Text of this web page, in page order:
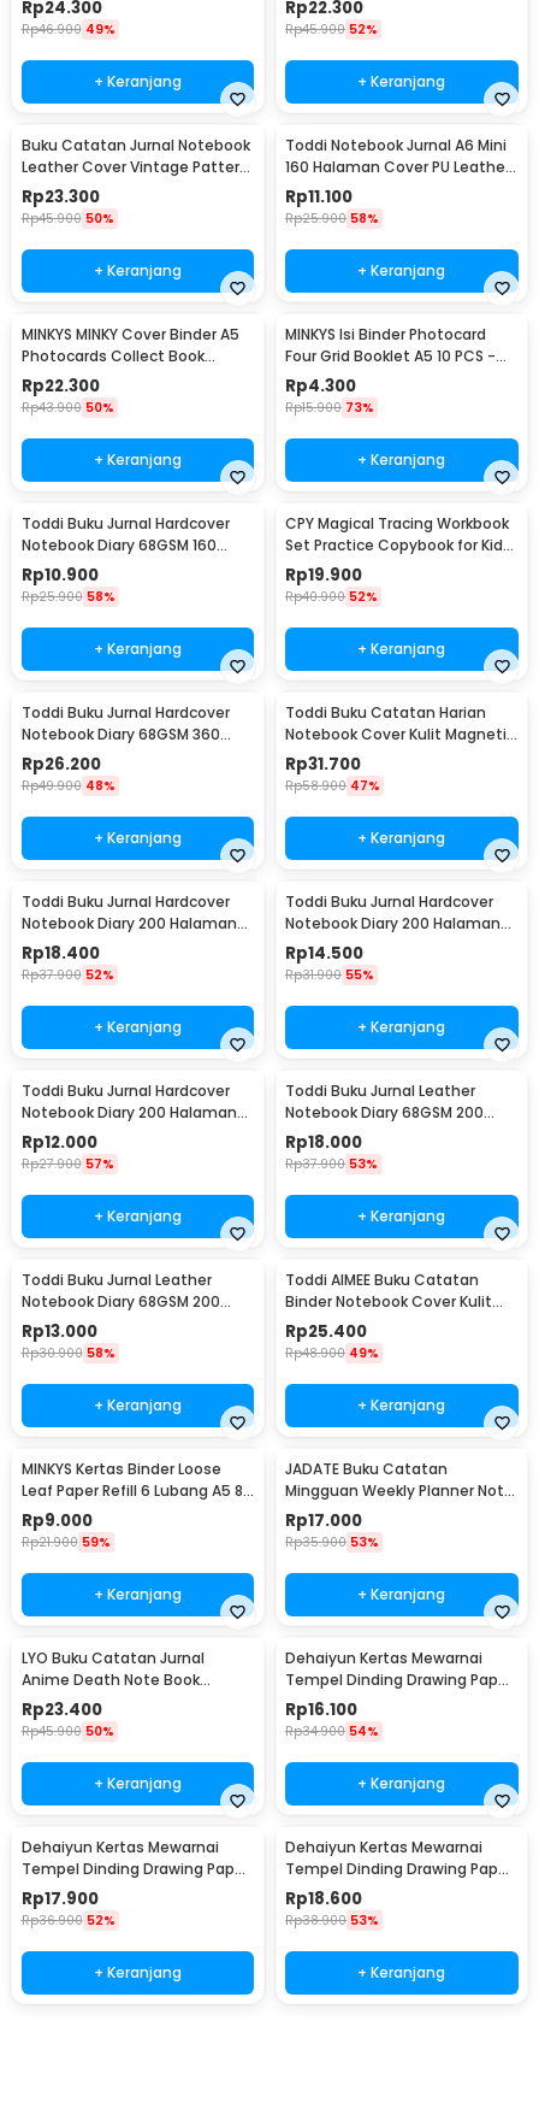
Rp24.300
Rp46.900 49%
+ Keranjang
Rp22.300
Rp45.900 52%
+ Keranjang
Buku Catatan Jurnal Notebook
Leather Cover Vintage Pattern
- CW-64
Rp23.300
Rp45.900 50%
+ Keranjang
Toddi Notebook Jurnal A6 Mini
160 Halaman Cover PU Leather
Premium - CW-32
Rp11.100
Rp25.900 58%
+ Keranjang
MINKYS MINKY Cover Binder A5
Photocards Collect Book
Postcard Holder - 2021
Rp22.300
Rp43.900 50%
+ Keranjang
MINKYS Isi Binder Photocard
Four Grid Booklet A5 10 PCS -
A2021
Rp4.300
Rp15.900 73%
+ Keranjang
Toddi Buku Jurnal Hardcover
Notebook Diary 68GSM 160
Halaman Lined - CW-74
Rp10.900
Rp25.900 58%
+ Keranjang
CPY Magical Tracing Workbook
Set Practice Copybook for Kids
- 001
Rp19.900
Rp40.900 52%
+ Keranjang
Toddi Buku Jurnal Hardcover
Notebook Diary 68GSM 360
Halaman Lined - CW-05
Rp26.200
Rp49.900 48%
+ Keranjang
Toddi Buku Catatan Harian
Notebook Cover Kulit Magnetic
Buckle - CW-04
Rp31.700
Rp58.900 47%
+ Keranjang
Toddi Buku Jurnal Hardcover
Notebook Diary 200 Halaman
Lined A5 - CW-38
Rp18.400
Rp37.900 52%
+ Keranjang
Toddi Buku Jurnal Hardcover
Notebook Diary 200 Halaman
Lined A6 - CW-38
Rp14.500
Rp31.900 55%
+ Keranjang
Toddi Buku Jurnal Hardcover
Notebook Diary 200 Halaman
Lined A7 - CW-38
Rp12.000
Rp27.900 57%
+ Keranjang
Toddi Buku Jurnal Leather
Notebook Diary 68GSM 200
Halaman Lined A5 - CW-50
Rp18.000
Rp37.900 53%
+ Keranjang
Toddi Buku Jurnal Leather
Notebook Diary 68GSM 200
Halaman Lined A6 - CW-50
Rp13.000
Rp30.900 58%
+ Keranjang
Toddi AIMEE Buku Catatan
Binder Notebook Cover Kulit
Vintage Maple A5 - ZB-16
Rp25.400
Rp48.900 49%
+ Keranjang
MINKYS Kertas Binder Loose
Leaf Paper Refill 6 Lubang A5 80
Pages Horizontal Line - MY5
Rp9.000
Rp21.900 59%
+ Keranjang
JADATE Buku Catatan
Mingguan Weekly Planner Note
52 Sheets - Q046
Rp17.000
Rp35.900 53%
+ Keranjang
LYO Buku Catatan Jurnal
Anime Death Note Book
Leather Case - CW-05
Rp23.400
Rp45.900 50%
+ Keranjang
Dehaiyun Kertas Mewarnai
Tempel Dinding Drawing Paper
Roll 3M Vehicles - HB30
Rp16.100
Rp34.900 54%
+ Keranjang
Dehaiyun Kertas Mewarnai
Tempel Dinding Drawing Paper
Roll 3M Dinosaur Paradise -
HB30
Rp17.900
Rp36.900 52%
+ Keranjang
Dehaiyun Kertas Mewarnai
Tempel Dinding Drawing Paper
Roll 3M Lovely Princess - HB30
Rp18.600
Rp38.900 53%
+ Keranjang